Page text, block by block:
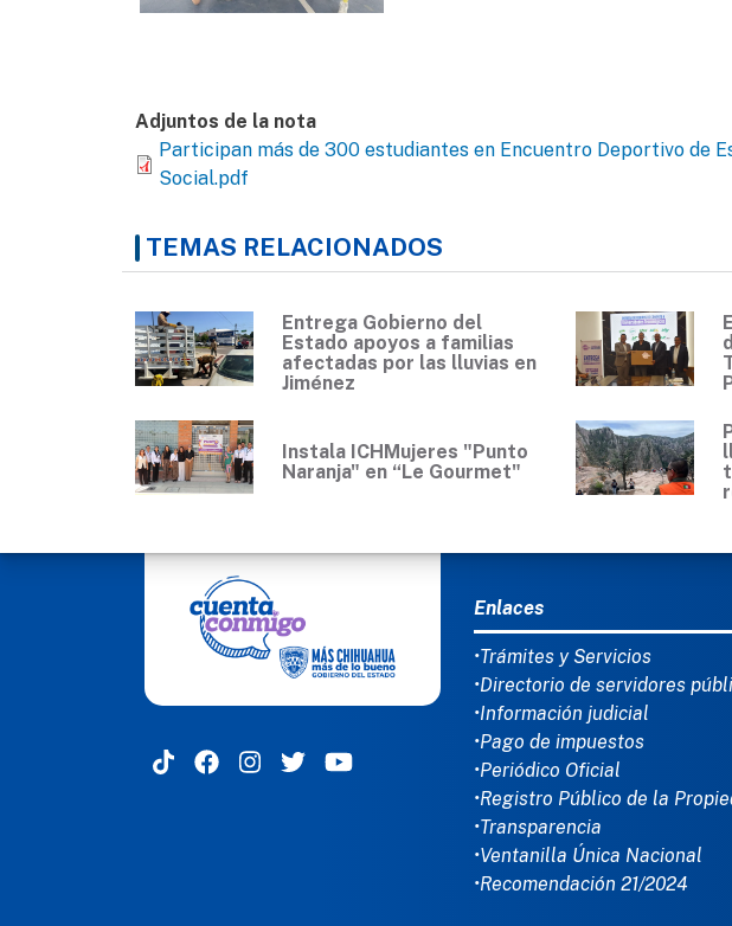
Adjuntos de la nota
Participan más de 300 estudiantes en Encuentro Deportivo de
Social.pdf
TEMAS RELACIONADOS
Entrega Gobierno del
Estado apoyos a familias
afectadas por las lluvias en
Jiménez
Instala ICHMujeres "Punto
Naranja" en “Le Gourmet"
MENÚ DEL PIE
Enlaces
•Trámites y Servicios
•Directorio de servidores
•Información judicial
•Pago de impuestos
•Periódico Oficial
•Registro Público de la
•Transparencia
•Ventanilla Única Nacional
•Recomendación 21/2024